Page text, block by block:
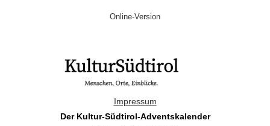
Online-Version
Impressum
Der Kultur-Südtirol-Adventskalender